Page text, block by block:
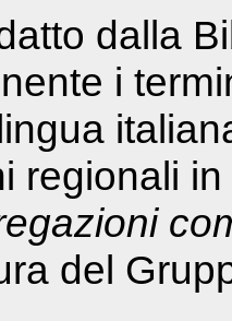
dalla
i
regionali
del